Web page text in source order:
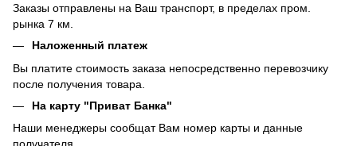
Заказы отправлены на Ваш транспорт, в пределах пром.
рынка 7 км.
Наложенный платеж
Вы платите стоимость заказа непосредственно перевозчику
после получения товара.
На карту "Приват Банка"
Наши менеджеры сообщат Вам номер карты и данные